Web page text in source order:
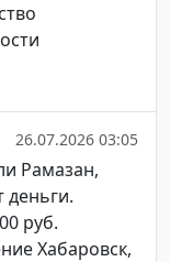
26.07.2026 03:05
Рамазан,
деньги.
руб.
Хабаровск,